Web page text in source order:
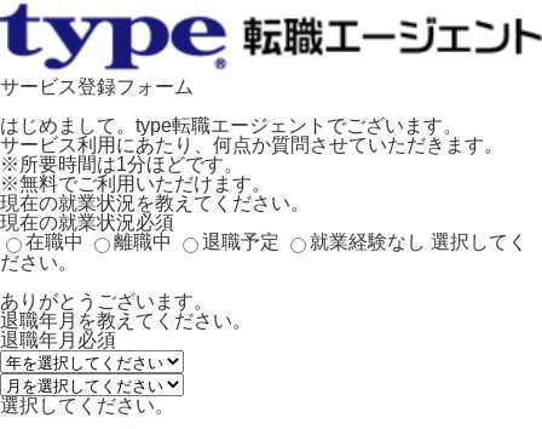
サービス登録フォーム
はじめまして。type転職エージェントでございます。
サービス利用にあたり、何点か質問させていただきます。
※所要時間は1分ほどです。
※無料でご利用いただけます。
現在の就業状況を教えてください。
現在の就業状況必須
在職中
離職中 退職予定 就業経験なし 選択してく
ださい。
ありがとうございます。
退職年月を教えてください。
退職年月 必須
選択してください。